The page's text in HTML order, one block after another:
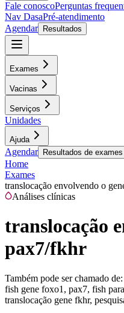
Fale conoscoPerguntas
Nav DasaPré-atendimento
Agendar
Resultados
Exames
Vacinas
Serviços
Unidades
Ajuda
Agendar Resultados de exames
Home
Exames
translocação envolvendo o
Análises clínicas
translocação
pax7/fkhr
Também pode ser chamado de:
fish gene foxo1, pax7, fish
translocação gene fkhr,